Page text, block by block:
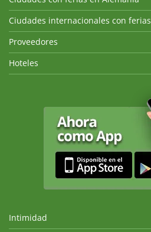
Ciudades internacionales con ferias
Proveedores
Hoteles
Intimidad